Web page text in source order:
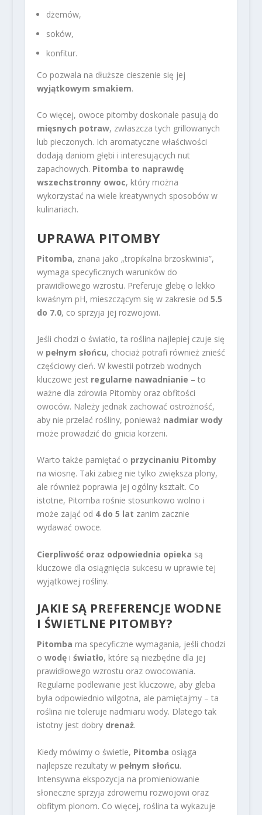
dżemów,
soków,
konfitur.
Co pozwala na dłuższe cieszenie się jej
wyjątkowym smakiem.
Co więcej, owoce pitomby doskonale pasują do
mięsnych potraw, zwłaszcza tych grillowanych
lub pieczonych. Ich aromatyczne właściwości
dodają daniom głębi i interesujących nut
zapachowych. Pitomba to naprawdę
wszechstronny owoc, który można
wykorzystać na wiele kreatywnych sposobów w
kulinariach.
UPRAWA PITOMBY
Pitomba, znana jako „tropikalna brzoskwinia”,
wymaga specyficznych warunków do
prawidłowego wzrostu. Preferuje glebę o lekko
kwaśnym pH, mieszczącym się w zakresie od 5.5
do 7.0, co sprzyja jej rozwojowi.
Jeśli chodzi o światło, ta roślina najlepiej czuje się
w pełnym słońcu, chociaż potrafi również znieść
częściowy cień. W kwestii potrzeb wodnych
kluczowe jest regularne nawadnianie – to
ważne dla zdrowia Pitomby oraz obfitości
owoców. Należy jednak zachować ostrożność,
aby nie przelać rośliny, ponieważ nadmiar wody
może prowadzić do gnicia korzeni.
Warto także pamiętać o przycinaniu Pitomby
na wiosnę. Taki zabieg nie tylko zwiększa plony,
ale również poprawia jej ogólny kształt. Co
istotne, Pitomba rośnie stosunkowo wolno i
może zająć od 4 do 5 lat zanim zacznie
wydawać owoce.
Cierpliwość oraz odpowiednia opieka są
kluczowe dla osiągnięcia sukcesu w uprawie tej
wyjątkowej rośliny.
JAKIE SĄ PREFERENCJE WODNE
I ŚWIETLNE PITOMBY?
Pitomba ma specyficzne wymagania, jeśli chodzi
o wodęi światło, które są niezbędne dla jej
prawidłowego wzrostu oraz owocowania.
Regularne podlewanie jest kluczowe, aby gleba
była odpowiednio wilgotna, ale pamiętajmy – ta
roślina nie toleruje nadmiaru wody. Dlatego tak
istotny jest dobry drenaż.
Kiedy mówimy o świetle, Pitomba osiąga
najlepsze rezultaty w pełnym słońcu.
Intensywna ekspozycja na promieniowanie
słoneczne sprzyja zdrowemu rozwojowi oraz
obfitym plonom. Co więcej, roślina ta wykazuje